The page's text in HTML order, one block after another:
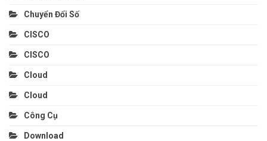
Chuyển Đổi Số
CISCO
CISCO
Cloud
Cloud
Công Cụ
Download